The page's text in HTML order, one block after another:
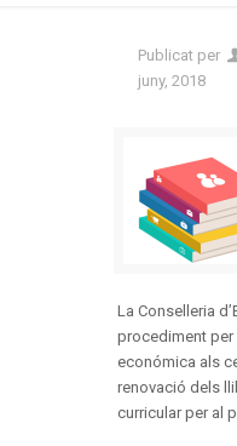
Publicat per
juny, 2018
La Conselleria
procediment
económica als
renovació dels
curricular per al